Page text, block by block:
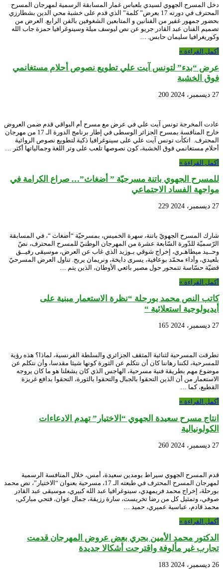
دخل المسرح الجهوي لسيدي بلعباس غمار المسابقة الرسمية لمهرجان المسرح
المحترف في دورته 17 بعرض” كلمة” الذي قدم على خشبة محي الدين بشطارزي
بحضور جمهور غفير من الفنانين و المتابعين الشغوفين بالفن الرابع. العرض من
تصميم الفنان عبد القادر جريو عن نص ليوسف ميلة وسينوغرافيا حمزة جاب الله
وكوريغرافيا سليمان حابس. …
أكمل القراءة »
عرض “بدء” لتونس آيت علي تطويع نصوص أحلام مستغانمي
فوق الخشبة
27 ديسمبر، 2024 200
عادت المخرجة تونس آيت علي في عرض مع مسرح أم البواقي قدم ضمن العروض
خارج المنافسة بمسرح الجزائر الوسطى في إطار برنامج الدورة الـ 17 من مهرجان
المحترف. اتكأت تونس آيت علي على سينوغرافيا ذكية لتطويع نصوص الروائية
أحلام مستغانمي فوق الخشبة، كون نصوصها تلعب على وتر اللغة وجمالياتها أكثر …
أكمل القراءة »
للمسرح الجهوي باتنة مسرحيّة ” أضغاث”… صراع الكرامة في
مواجهة الفساد الاجتماعي
27 ديسمبر، 2024 229
شارك المسرح الجهويّ باتنة، سهرة الخميس، بمسرحيّة “أضغاث “، في المسابقة
الرّسميّة للدّورة السّابعة عشرة من المهرجان الوطنيّ للمسرح المحترف، نصّ
وحــيد ميطاهـري، إخراج شوقي بـوزيد الذي غاب عن العرض، موسيقى رفيــق
بلعيدي، وأداء محمّد بوعافية، يسرى دايخة، ونريمان يربح. تناول العرض المسرحيّ
قضيّة حسّاسة تتمحور حول مصير بائعي الأوطان، الذين يتم …
أكمل القراءة »
كاتب النص محمد بورحلة “نظرة الاستعمار مبنية على
أيديولوجية استعلائية “
27 ديسمبر، 2024 165
تطرقت المسرحية لثنائية المثقف الجزائري والسلطة الفرنسية، لماذا؟ هذه رؤية
للمسرحية، لكننا رهاننا كان أن نتكلم عن الثورة كونها شيئا مقدسا، وأن نتكلم عن
موضوع مهم بطريقة فنية مسرحية، الهاجس الذي كان يشغلنا هو ما كان يروجه
الاستعمار من أن الذين التحقوا بالجبال والتحقوا بالثورة، التحقوا بدافع غريزة
القطيع، كما …
أكمل القراءة »
انتاج مسرح سعيدة الجهوي “الاختيار” تهدم الادعاءات
الكولونيالية
27 ديسمبر، 2024 260
قدم المسرح الجهوي سيراط بومدين سعيدة، أمس، خلال المنافسة الرسمية
لمهرجان المسرح المحترف في طبعته الـ 17، مسرحية بعنوان “الاختيار”، نص محمد
بورحلة، إخراج محمد فريمهدي، سينوغرافيا عبد الله كبيري، موسيقى عبد القادر
صوفي، وتمثيل كل من رضا تخريست، سارة رزيقة، جمال عوان، فتحي مباركي،
محمد قادم، عباسية عميري، حميد …
أكمل القراءة »
الدكتور محمد الأمين بحري بعض عروض المهرجان قدمت
تجارب غير مألوفة واقترحت أشكالا جديدة
26 ديسمبر، 2024 183